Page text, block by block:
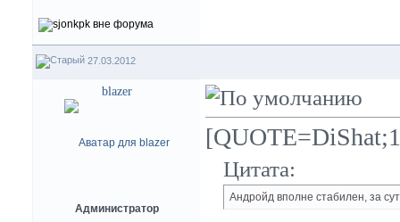
27.03.2012
blazer
Администратор
Цитата:
Андройд вполне стабилен, за